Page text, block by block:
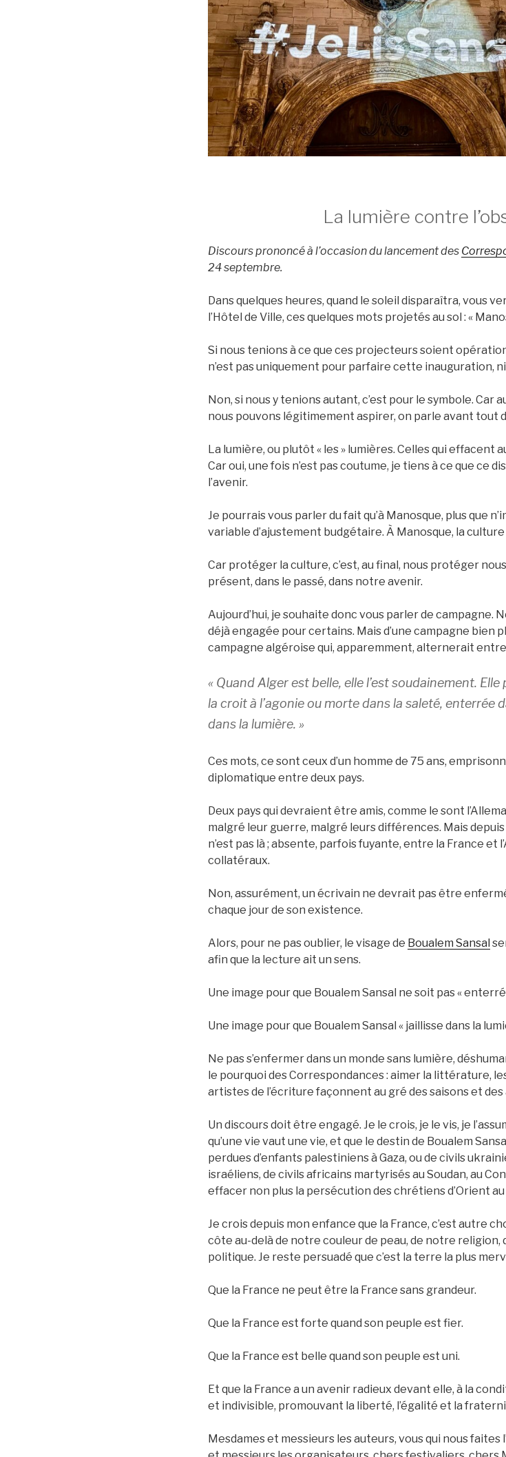
La lumière contre
Discours prononcé à l’occasion du lancement des
24 septembre.
Dans quelques heures, quand le soleil disparaîtra, vous
l’Hôtel de Ville, ces quelques mots projetés au sol : «
Si nous tenions à ce que ces projecteurs soient
n’est pas uniquement pour parfaire cette inauguration,
Non, si nous y tenions autant, c’est pour le symbole. Car
nous pouvons légitimement aspirer, on parle avant tout
La lumière, ou plutôt « les » lumières. Celles qui effacent
Car oui, une fois n’est pas coutume, je tiens à ce que ce
l’avenir.
Je pourrais vous parler du fait qu’à Manosque, plus que
variable d’ajustement budgétaire. À Manosque, la
Car protéger la culture, c’est, au final, nous protéger
présent, dans le passé, dans notre avenir.
Aujourd’hui, je souhaite donc vous parler de campagne.
déjà engagée pour certains. Mais d’une campagne bien
campagne algéroise qui, apparemment, alternerait
« Quand Alger est belle, elle l’est soudainement.
la croit à l’agonie ou morte dans la saleté, enterrée
dans la lumière. »
Ces mots, ce sont ceux d’un homme de 75 ans,
diplomatique entre deux pays.
Deux pays qui devraient être amis, comme le sont
malgré leur guerre, malgré leurs différences. Mais
n’est pas là ; absente, parfois fuyante, entre la France et
collatéraux.
Non, assurément, un écrivain ne devrait pas être
chaque jour de son existence.
Alors, pour ne pas oublier, le visage de Boualem Sansal
afin que la lecture ait un sens.
Une image pour que Boualem Sansal ne soit pas «
Une image pour que Boualem Sansal « jaillisse dans la
Ne pas s’enfermer dans un monde sans lumière,
le pourquoi des Correspondances : aimer la littérature,
artistes de l’écriture façonnent au gré des saisons et des
Un discours doit être engagé. Je le crois, je le vis, je
qu’une vie vaut une vie, et que le destin de Boualem
perdues d’enfants palestiniens à Gaza, ou de civils
israéliens, de civils africains martyrisés au Soudan, au
effacer non plus la persécution des chrétiens d’Orient
Je crois depuis mon enfance que la France, c’est autre
côte au-delà de notre couleur de peau, de notre
politique. Je reste persuadé que c’est la terre la plus
Que la France ne peut être la France sans grandeur.
Que la France est forte quand son peuple est fier.
Que la France est belle quand son peuple est uni.
Et que la France a un avenir radieux devant elle, à la
et indivisible, promouvant la liberté, l’égalité et la
Mesdames et messieurs les auteurs, vous qui nous